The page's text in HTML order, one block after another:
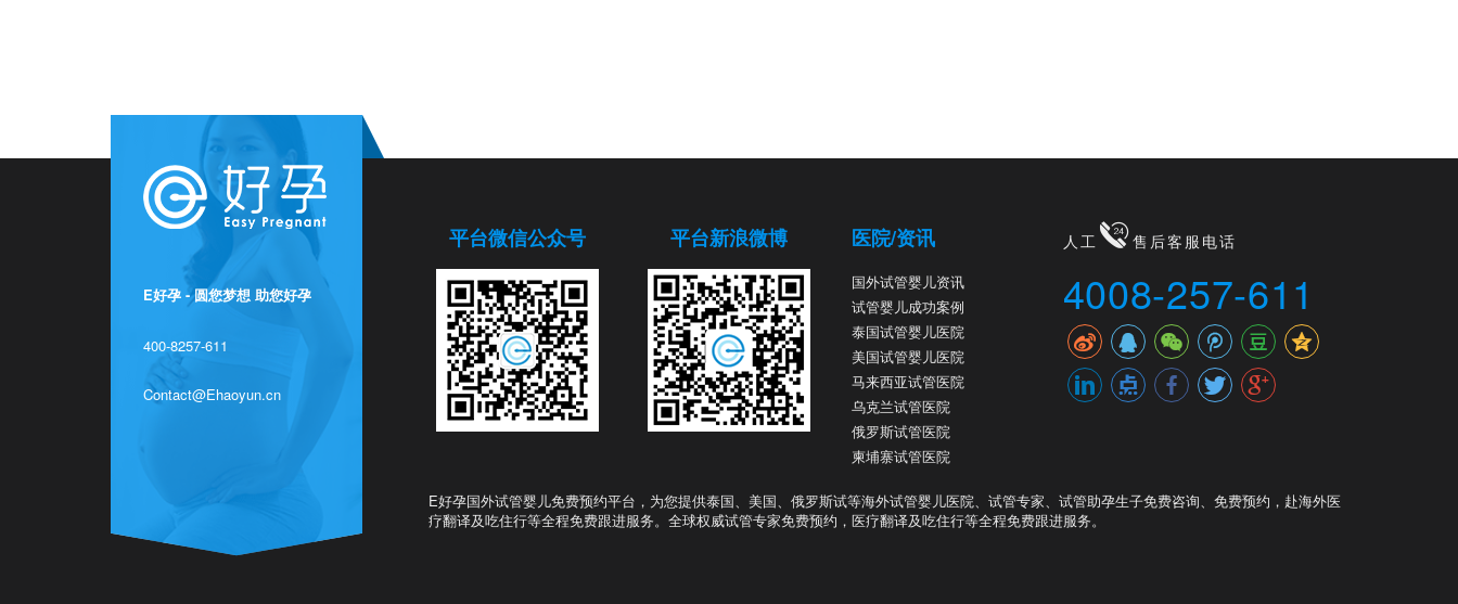
E好孕 - 圆您梦想 助您好孕
400-8257-611
Contact@Ehaoyun.cn
平台微信公众号 平台新浪微博 医院/资讯
国外试管婴儿资讯
试管婴儿成功案例
泰国试管婴儿医院
美国试管婴儿医院
马来西亚试管医院
乌克兰试管医院
俄罗斯试管医院
柬埔寨试管医院
人工 售后客服电话
4008-257-611
E好孕国外试管婴儿免费预约平台，为您提供泰国、美国、俄罗斯试等海外试管婴儿医院、试管专家、试管助孕生子免费咨询、免费预约，赴海外医
疗翻译及吃住行等全程免费跟进服务。全球权威试管专家免费预约，医疗翻译及吃住行等全程免费跟进服务。